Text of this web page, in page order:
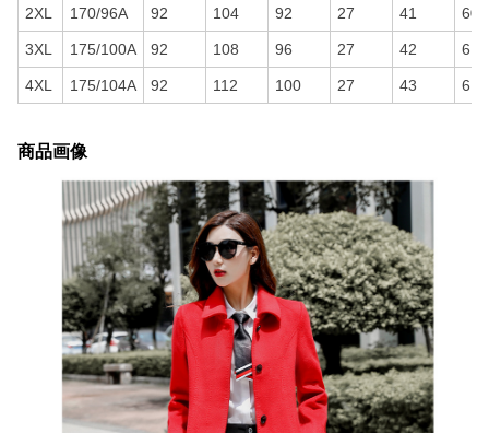
2XL 170/96A 92 104 92 27 41 60
3XL 175/100A 92 108 96 27 42 61
4XL 175/104A 92 112 100 27 43 61
商品画像